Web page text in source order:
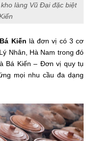
làng Vũ Đại đặc biệt
Kiến là đơn vị có 3 cơ
Nhân, Hà Nam trong đó
Bá Kiến – Đơn vị quy tụ
mọi nhu cầu đa dạng